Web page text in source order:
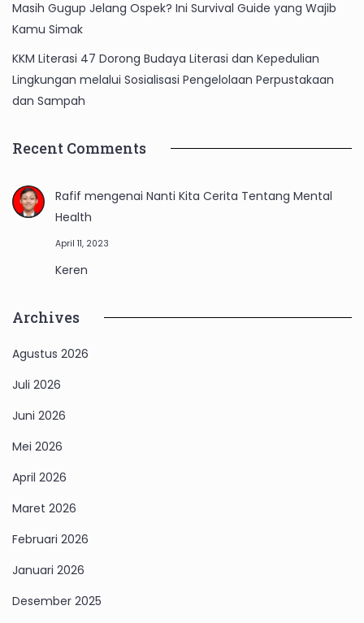
Masih Gugup Jelang Ospek? Ini Survival Guide yang Wajib
Kamu Simak
KKM Literasi 47 Dorong Budaya Literasi dan Kepedulian
Lingkungan melalui Sosialisasi Pengelolaan Perpustakaan
dan Sampah
Recent Comments
Rafif mengenai Nanti Kita Cerita Tentang Mental
Health
April 11, 2023
Keren
Archives
Agustus 2026
Juli 2026
Juni 2026
Mei 2026
April 2026
Maret 2026
Februari 2026
Januari 2026
Desember 2025